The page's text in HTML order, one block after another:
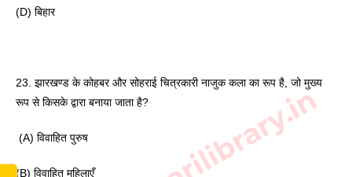
(D) बिहार
23. झारखण्ड के कोहबर और सोहराई चित्रकारी नाजुक कला का रूप है, जो मुख्य
रूप से किसके द्वारा बनाया जाता है?
(A) विवाहित पुरुष
(B) विवाहित महिलाएँ